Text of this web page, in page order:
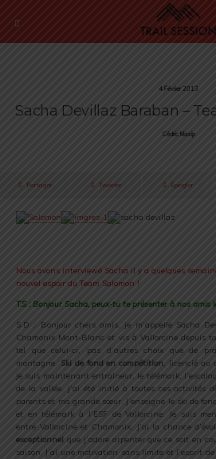
4 Février 2013
Sacha Devillaz Baraban –
Cédric Masip
Partager Tweeter Épingler
Nous avons interviewé Sacha il y a quelques
nouvel espoir du Team Salomon !
T.S : Bonjour Sacha, peux-tu te présenter à nos amis
S.D : Bonjour chers amis, je m’appelle Sacha
Chamonix Mont-Blanc et vis à Vallorcine depuis
tel que celui-ci, pas d’autres choix que de
montagne. Ski de fond en compétition, licencié au
je suis maintenant entraîneur, le télémark,
de la vallée, j’ai été initié à toutes ces activités
parents et ma grande sœur. J’enseigne le ski de
et en télémark à l’ESF de Vallorcine. Je suis
entre Vallorcine et Chamonix. J’ai la chance
exceptionnel que j’adore arpenter que ce soit en
saison. J’ai une motivation sans limite et l’esprit